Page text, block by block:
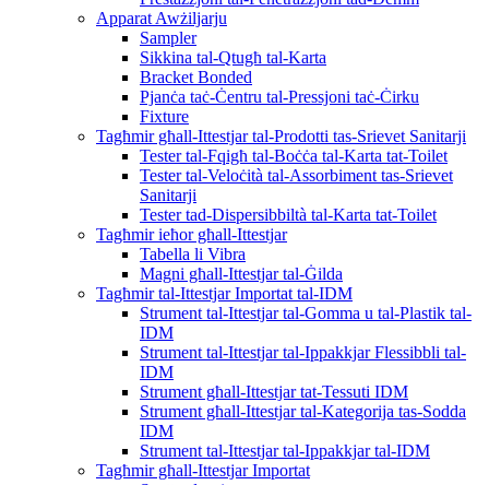
Apparat Awżiljarju
Sampler
Sikkina tal-Qtugħ tal-Karta
Bracket Bonded
Pjanċa taċ-Ċentru tal-Pressjoni taċ-Ċirku
Fixture
Tagħmir għall-Ittestjar tal-Prodotti tas-Srievet Sanitarji
Tester tal-Fqigħ tal-Boċċa tal-Karta tat-Toilet
Tester tal-Veloċità tal-Assorbiment tas-Srievet
Sanitarji
Tester tad-Dispersibbiltà tal-Karta tat-Toilet
Tagħmir ieħor għall-Ittestjar
Tabella li Vibra
Magni għall-Ittestjar tal-Ġilda
Tagħmir tal-Ittestjar Importat tal-IDM
Strument tal-Ittestjar tal-Gomma u tal-Plastik tal-
IDM
Strument tal-Ittestjar tal-Ippakkjar Flessibbli tal-
IDM
Strument għall-Ittestjar tat-Tessuti IDM
Strument għall-Ittestjar tal-Kategorija tas-Sodda
IDM
Strument tal-Ittestjar tal-Ippakkjar tal-IDM
Tagħmir għall-Ittestjar Importat